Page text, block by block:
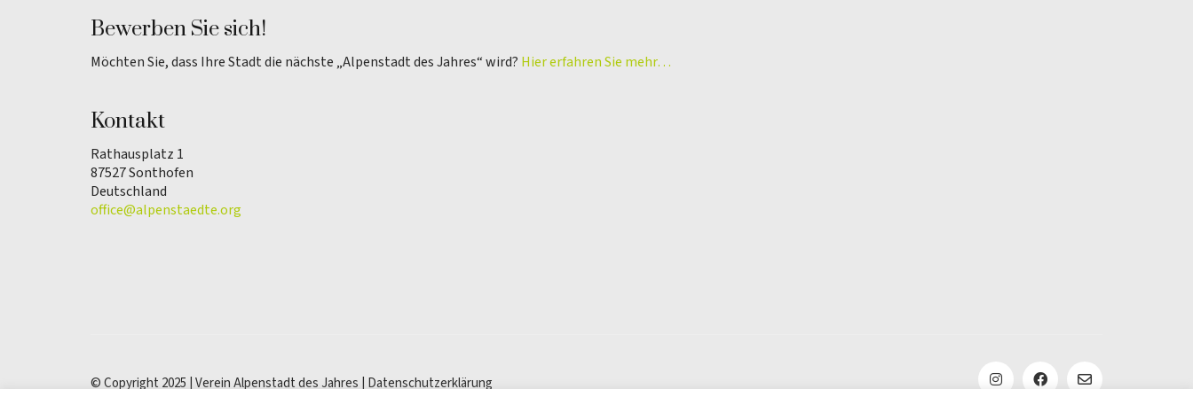
Bewerben Sie sich!
Möchten Sie, dass Ihre Stadt die nächste „Alpenstadt des Jahres“ wird? Hier erfahren Sie mehr…
Kontakt
Rathausplatz 1
87527 Sonthofen
Deutschland
office@alpenstaedte.org
© Copyright 2025 | Verein Alpenstadt des Jahres | Datenschutzerklärung